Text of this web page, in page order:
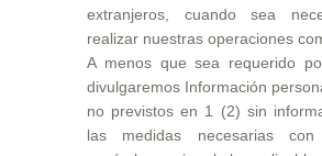
extranjeros, cuando sea
realizar nuestras operaciones
A menos que sea requerido
divulgaremos Información
no previstos en 1 (2) sin
las medidas necesarias con